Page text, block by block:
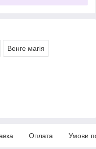
Венге магія
Оплата Умови